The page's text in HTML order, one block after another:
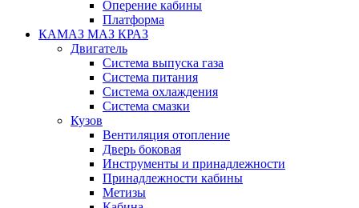
Оперение кабины
Платформа
КАМАЗ МАЗ КРАЗ
Двигатель
Система выпуска газа
Система питания
Система охлаждения
Система смазки
Кузов
Вентиляция отопление
Дверь боковая
Инструменты и принадлежности
Принадлежности кабины
Метизы